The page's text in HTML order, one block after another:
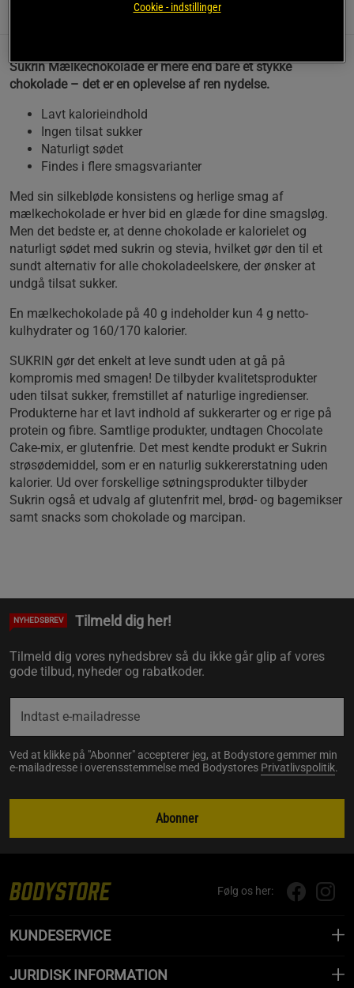
Anmeldelser(1) Næringsværdi og ingredienser
Sukrin Mælkechokolade er mere end bare et stykke
chokolade – det er en oplevelse af ren nydelse.
Lavt kalorieindhold
Ingen tilsat sukker
Naturligt sødet
Findes i flere smagsvarianter
Med sin silkebløde konsistens og herlige smag af
mælkechokolade er hver bid en glæde for dine smagsløg.
Men det bedste er, at denne chokolade er kalorielet og
naturligt sødet med sukrin og stevia, hvilket gør den til et
sundt alternativ for alle chokoladeelskere, der ønsker at
undgå tilsat sukker.
En mælkechokolade på 40 g indeholder kun 4 g netto-
kulhydrater og 160/170 kalorier.
SUKRIN gør det enkelt at leve sundt uden at gå på
kompromis med smagen! De tilbyder kvalitetsprodukter
uden tilsat sukker, fremstillet af naturlige ingredienser.
Produkterne har et lavt indhold af sukkerarter og er rige på
protein og fibre. Samtlige produkter, undtagen Chocolate
Cake-mix, er glutenfrie. Det mest kendte produkt er Sukrin
strøsødemiddel, som er en naturlig sukkererstatning uden
kalorier. Ud over forskellige søtningsprodukter tilbyder
Sukrin også et udvalg af glutenfrit mel, brød- og bagemikser
samt snacks som chokolade og marcipan.
NYHEDSBREV Tilmeld dig her!
Tilmeld dig vores nyhedsbrev så du ikke går glip af vores
gode tilbud, nyheder og rabatkoder.
Ved at klikke på "Abonner" accepterer jeg, at Bodystore gemmer min
e-mailadresse i overensstemmelse med Bodystores Privatlivspolitik.
Abonner
Følg os her:
KUNDESERVICE
JURIDISK INFORMATION
Cookie - indstillinger